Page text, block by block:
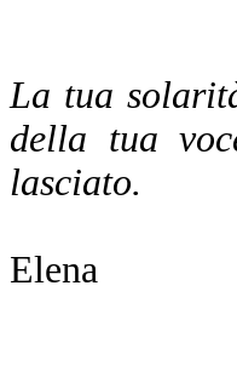
La tua
della tua
lasciato.
Elena